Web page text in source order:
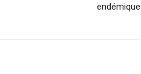
endémique